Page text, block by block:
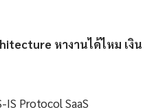
หางานได้ไหม เงิน
Protocol SaaS